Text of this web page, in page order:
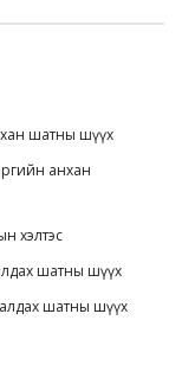
шатны шүүх
анхан
хэлтэс
шатны шүүх
шатны шүүх